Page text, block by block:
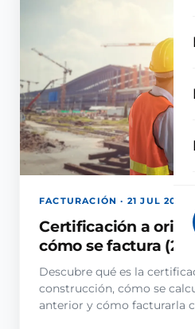
FACTURACIÓN · 21 JUL 2026
Certificación a
cómo se factura
Descubre qué es la
construcción, cómo se
anterior y cómo facturarla